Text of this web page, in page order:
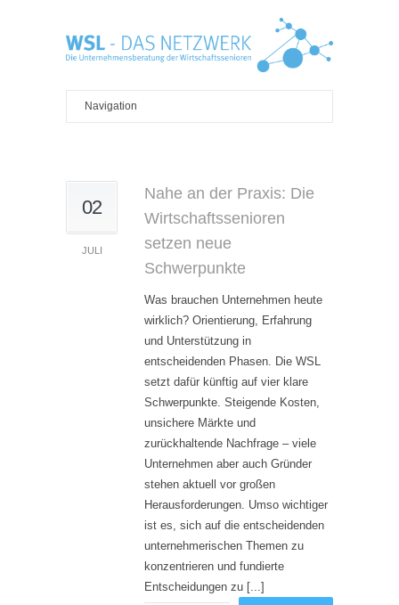
02
JULI
Nahe an der Praxis: Die
Wirtschaftssenioren
setzen neue
Schwerpunkte
Was brauchen Unternehmen heute
wirklich? Orientierung, Erfahrung
und Unterstützung in
entscheidenden Phasen. Die WSL
setzt dafür künftig auf vier klare
Schwerpunkte. Steigende Kosten,
unsichere Märkte und
zurückhaltende Nachfrage – viele
Unternehmen aber auch Gründer
stehen aktuell vor großen
Herausforderungen. Umso wichtiger
ist es, sich auf die entscheidenden
unternehmerischen Themen zu
konzentrieren und fundierte
Entscheidungen zu [...]